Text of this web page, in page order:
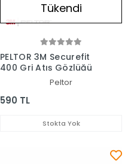
Tükendi
PELTOR 3M Securefit
400 Gri Atış Gözlüğü
Peltor
590 TL
Stokta Yok